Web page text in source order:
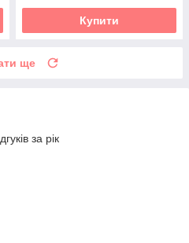
Купити
ще
за рік